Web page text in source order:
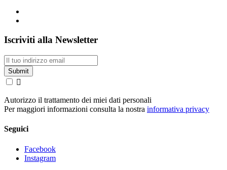
Iscriviti alla Newsletter

Autorizzo il trattamento dei miei dati personali
Per maggiori informazioni consulta la nostra informativa privacy
Seguici
Facebook
Instagram